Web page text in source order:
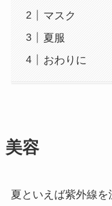
マスク
夏服
おわりに
美容
夏といえば紫外線